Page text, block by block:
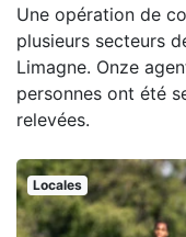
Une opération de
plusieurs secteurs
Limagne. Onze
personnes ont été
relevées.
Locales